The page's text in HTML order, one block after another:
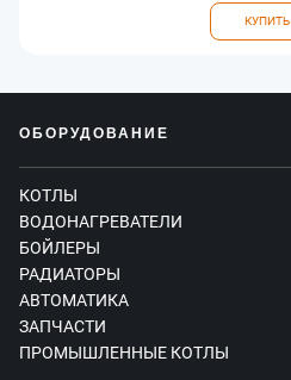
КУПИТЬ
ОБОРУДОВАНИЕ
КОТЛЫ
ВОДОНАГРЕВАТЕЛИ
БОЙЛЕРЫ
РАДИАТОРЫ
АВТОМАТИКА
ЗАПЧАСТИ
ПРОМЫШЛЕННЫЕ КОТЛЫ